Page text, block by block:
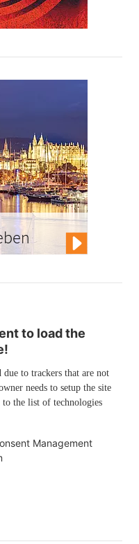
to load the
to trackers that are not
needs to setup the site
the list of technologies
Management